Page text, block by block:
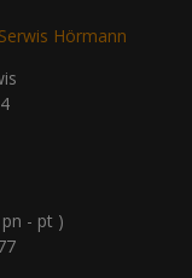
Hörmann
- pt )